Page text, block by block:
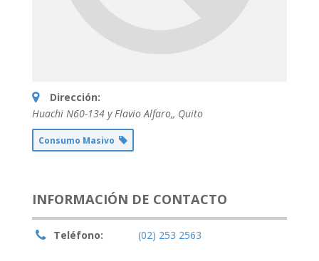
Dirección:
Huachi N60-134 y Flavio Alfaro,, Quito
Consumo Masivo
INFORMACIÓN DE CONTACTO
Teléfono: (02) 253 2563